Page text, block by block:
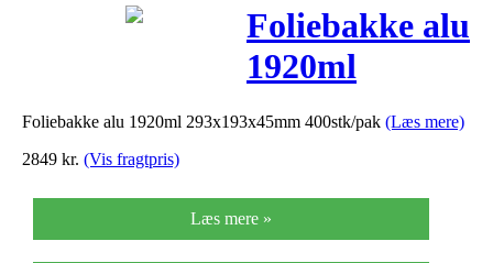
Foliebakke alu
1920ml
293x193x45mm
Foliebakke alu 1920ml 293x193x45mm 400stk/pak (Læs mere)
2849 kr. (Vis fragtpris)
Læs mere »